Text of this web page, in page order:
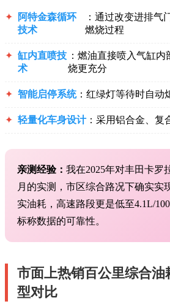
✦
阿特金森循环
技术
：通过改变进排气
燃烧过程
✦ 缸内直喷技
术
：燃油直接喷入气缸
烧更充分
✦ 智能启停系统：红绿灯等待时自动
✦ 轻量化车身设计：采用铝合金、复
亲测经验： 我在2025年对丰田卡罗
月的实测，市区综合路况下确实实
实油耗，高速路段更是低至4.1L/
标称数据的可靠性。
市面上热销百公里综合油
型对比